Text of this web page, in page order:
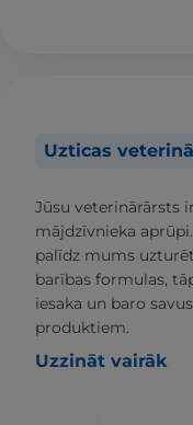
Uzticas
Jūsu veterinārārsts
mājdzīvnieka
palīdz mums
barības formulas,
iesaka un baro
produktiem.
Uzzināt vairāk